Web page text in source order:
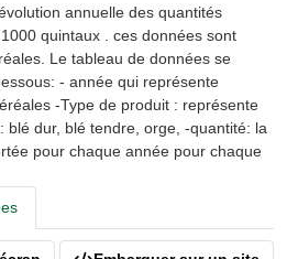
annuelle des quantités
quintaux . ces données sont
Le tableau de données se
- année qui représente
-Type de produit : représente
blé dur, blé tendre, orge, -quantité: la
pour chaque année pour chaque